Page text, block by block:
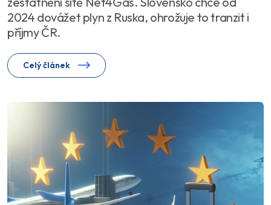
2024 dovážet plyn z Ruska, ohrožuje to tranzit i
příjmy ČR.
Celý článek